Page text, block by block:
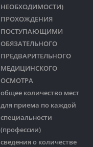
НЕОБХОДИМОСТИ)
ПРОХОЖДЕНИЯ
ПОСТУПАЮЩИМИ
ОБЯЗАТЕЛЬНОГО
ПРЕДВАРИТЕЛЬНОГО
МЕДИЦИНСКОГО
ОСМОТРА
общее количество мест
для приема по каждой
специальности
(профессии)
сведения о количестве